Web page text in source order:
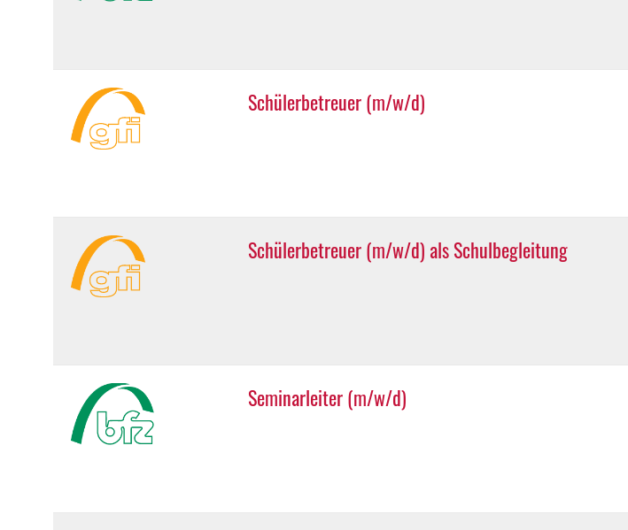
Schülerbetreuer (m/w/d)
Schülerbetreuer (m/w/d) als Schulbegleitung
Seminarleiter (m/w/d)